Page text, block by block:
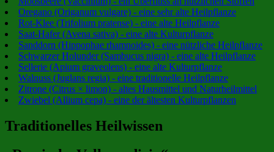
Oregano (Origanum vulgare) - eine sehr alte Heilpflanze
Rot-Klee (Trifolium pratense) - eine alte Heilpflanze
Saat-Hafer (Avena sativa) - eine alte Kulturpflanze
Sanddorn (Hippophae rhamnoides) - eine nützliche Heilpflanze
Schwarzer Holunder (Sambucus nigra) - eine alte Heilpflanze
Sellerie (Apium graveolens) - eine alte Kulturpflanze
Walnuss (Juglans regia) - eine traditionelle Heilpflanze
Zitrone (Citrus × limon) - altes Hausmittel und Naturheilmittel
Zwiebel (Allium cepa) - eine der ältesten Kulturpflanzen
Traditionelles Heilwissen